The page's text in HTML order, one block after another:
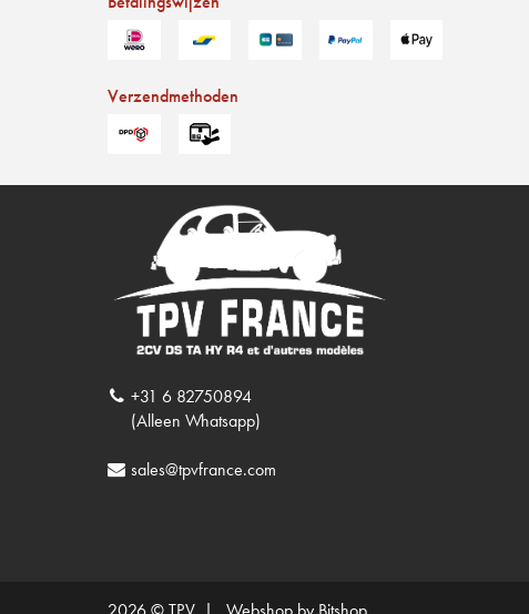
Verzendmethoden
+31 6 82750894
(Alleen Whatsapp)
sales@tpvfrance.com